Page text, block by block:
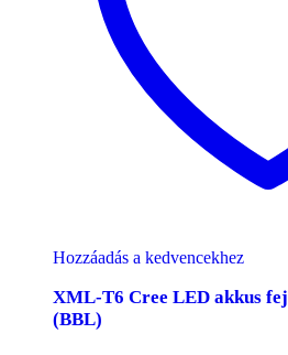
Hozzáadás a kedvencekhez
XML-T6 Cree LED akkus
(BBL)